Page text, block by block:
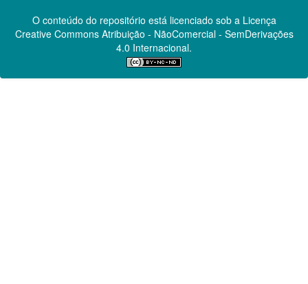
O conteúdo do repositório está licenciado sob a Licença
Creative CommonsAtribuição - NãoComercial - SemDerivações
4.0 Internacional.